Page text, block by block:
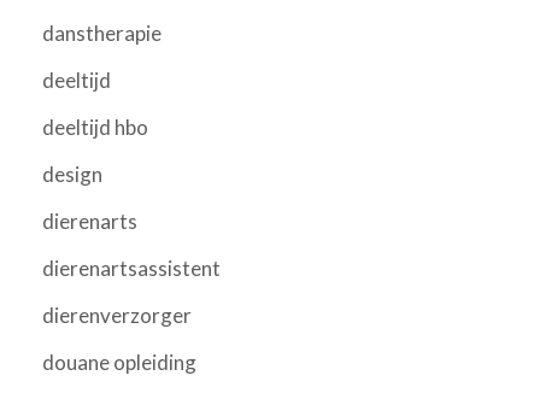
danstherapie
deeltijd
deeltijd hbo
design
dierenarts
dierenartsassistent
dierenverzorger
douane opleiding